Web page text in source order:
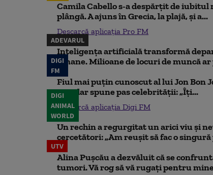
Camila Cabello s-a despărțit de iubitul
plângă. A ajuns în Grecia, la plajă, și a...
Descarcă aplicația Pro FM
ADEVARUL
Inteligența artificială transformă
umane. Milioane de locuri de muncă ar
DIGI
FM
Fiul mai puțin cunoscut al lui Jon Bon
său, dar spune pas celebrității: „Îți...
Descarcă aplicația Digi FM
DIGI
ANIMAL
WORLD
Un rechin a regurgitat un arici viu și
cercetători: „Am reușit să fac o singură
UTV
Alina Pușcău a dezvăluit că se
tumori. Vă rog să vă rugați pentru